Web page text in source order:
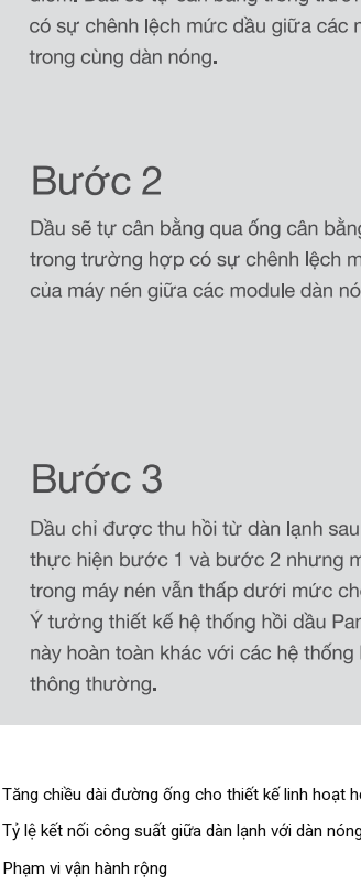
Tăng chiều dài đường ống cho thiết kế linh hoạt
Tỷ lệ kết nối công suất giữa dàn lạnh với dàn
Phạm vi vận hành rộng